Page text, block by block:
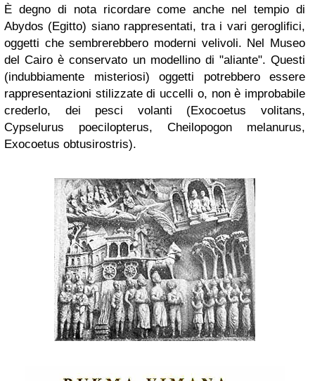
È degno di nota ricordare come anche nel tempio di
Abydos (Egitto) siano rappresentati, tra i vari geroglifici,
oggetti che sembrerebbero moderni velivoli. Nel Museo
del Cairo è conservato un modellino di "aliante". Questi
(indubbiamente misteriosi) oggetti potrebbero essere
rappresentazioni stilizzate di uccelli o, non è improbabile
crederlo, dei pesci volanti (Exocoetus volitans,
Cypselurus poecilopterus, Cheilopogon melanurus,
Exocoetus obtusirostris).